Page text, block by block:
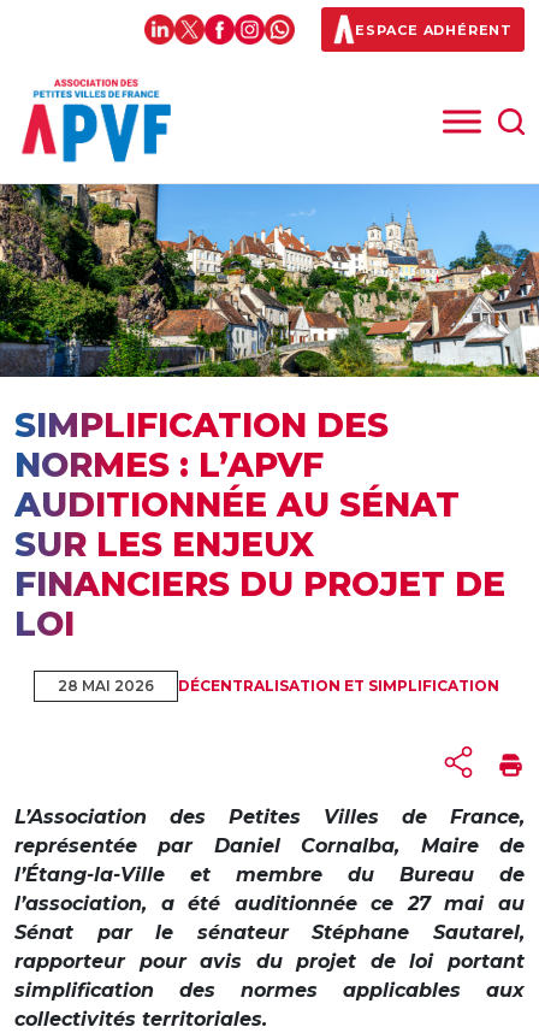
ESPACE ADHÉRENT
SIMPLIFICATION DES
NORMES : L’APVF
AUDITIONNÉE AU SÉNAT
SUR LES ENJEUX
FINANCIERS DU PROJET DE
LOI
28 MAI 2026 DÉCENTRALISATION ET SIMPLIFICATION
L’Association des Petites Villes de France,
représentée par Daniel Cornalba, Maire de
l’Étang-la-Ville et membre du Bureau de
l’association, a été auditionnée ce 27 mai au
Sénat par le sénateur Stéphane Sautarel,
rapporteur pour avis du projet de loi portant
simplification des normes applicables aux
collectivités territoriales.